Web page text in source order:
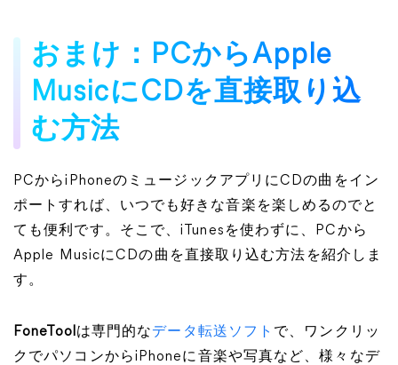
おまけ：PCからApple
MusicにCDを直接取り込
む方法
PCからiPhoneのミュージックアプリにCDの曲をイン
ポートすれば、いつでも好きな音楽を楽しめるのでと
ても便利です。そこで、iTunesを使わずに、PCから
Apple MusicにCDの曲を直接取り込む方法を紹介しま
す。
FoneTool は専門的なデータ転送ソフト で、ワンクリッ
クでパソコンからiPhoneに音楽や写真など、様々なデ